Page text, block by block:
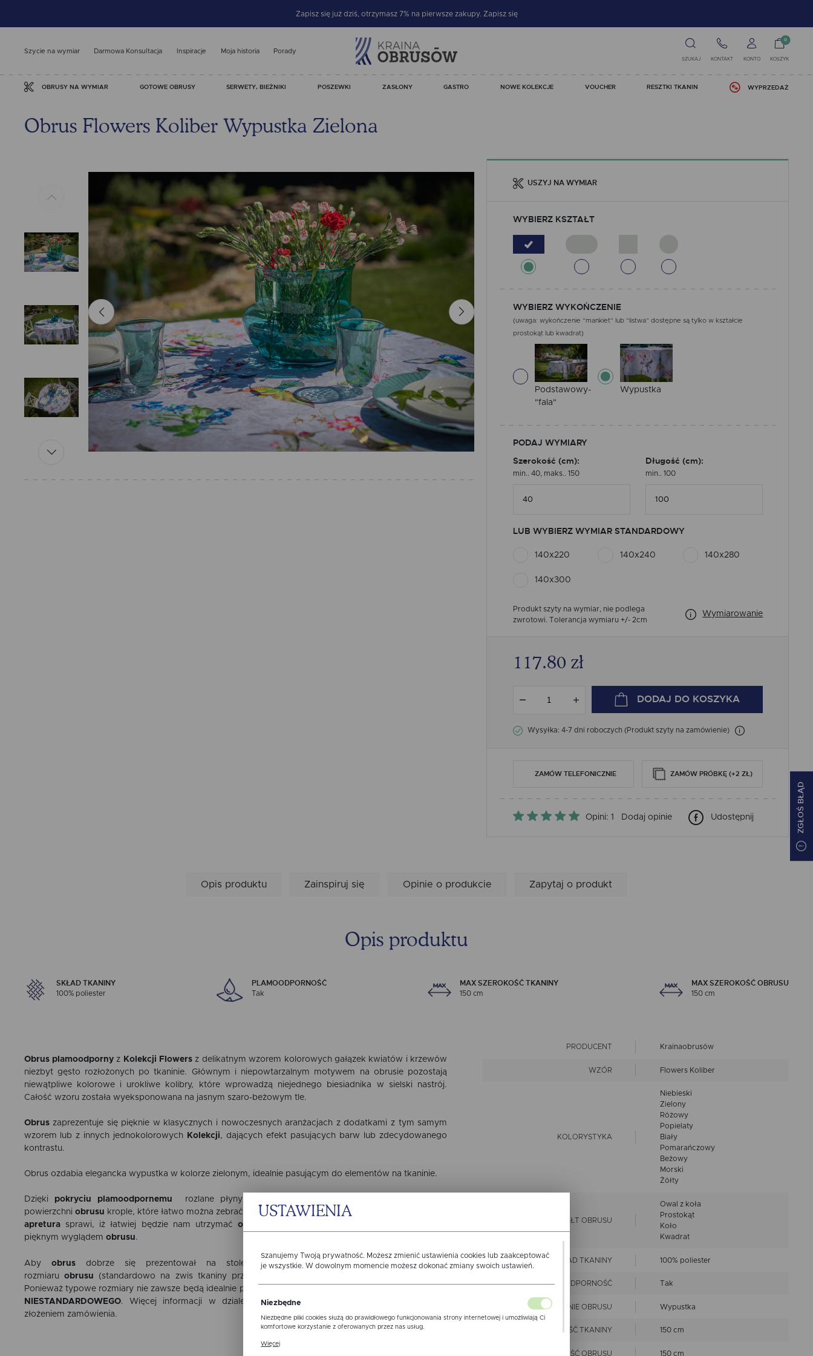
Zapisz się już dziś, otrzymasz 7% na pierwsze zakupy. Zapisz się
Szycie na wymiar Darmowa Konsultacja Inspiracje Moja historia Porady
SZUKAJ KONTAKT KONTO
0
KOSZYK
OBRUSY NA WYMIAR GOTOWE OBRUSY SERWETY, BIEŻNIKI POSZEWKI ZASŁONY GASTRO NOWE KOLEKCJE VOUCHER RESZTKI TKANIN WYPRZEDAŻ
Obrus Flowers Koliber Wypustka Zielona
USZYJ NA WYMIAR
WYBIERZ KSZTAŁT
WYBIERZ WYKOŃCZENIE
(uwaga: wykończenie “mankiet” lub “listwa” dostępne są tylko w kształcie
prostokąt lub kwadrat)
Podstawowy-
"fala"
Wypustka
PODAJ WYMIARY
Szerokość (cm):
min.. 40, maks.. 150
Długość (cm):
min.. 100
LUB WYBIERZ WYMIAR STANDARDOWY
140x220 140x240 140x280
140x300
Produkt szyty na wymiar, nie podlega
zwrotowi. Tolerancja wymiaru +/- 2cm
Wymiarowanie
117.80 zł
DODAJ DO KOSZYKA
Wysyłka: 4-7 dni roboczych (Produkt szyty na zamówienie)
ZAMÓW TELEFONICZNIE ZAMÓW PRÓBKĘ (+2 ZŁ)
Opini: 1 Dodaj opinie Udostępnij
Opis produktu Zainspiruj się Opinie o produkcie Zapytaj o produkt
Opis produktu
SKŁAD TKANINY
100% poliester
PLAMOODPORNOŚĆ
Tak
MAX SZEROKOŚĆ TKANINY
150 cm
MAX SZEROKOŚĆ OBRUSU
150 cm
Obrus plamoodpornyz Kolekcji Flowersz delikatnym wzorem kolorowych gałązek kwiatów i krzewów
niezbyt gęsto rozłożonych po tkaninie. Głównym i niepowtarzalnym motywem na obrusie pozostają
niewątpliwe kolorowe i urokliwe kolibry, które wprowadzą niejednego biesiadnika w sielski nastrój.
Całość wzoru została wyeksponowana na jasnym szaro-beżowym tle.
Obruszaprezentuje się pięknie w klasycznych i nowoczesnych aranżacjach z dodatkami z tym samym
wzorem lub z innych jednokolorowych
Kolekcji, dających efekt pasujących barw lub zdecydowanego
kontrastu.
Obrusozdabia elegancka wypustka w kolorze zielonym, idealnie pasującym do elementów na tkaninie.
Dzięki pokryciu plamoodpornemu rozlane płyny nie wnikają w głąb tkaniny, tylko tworzą na
powierzchni obrusu krople, które łatwo można zebrać, np. za pomocą czystej ściereczki.
apreturasprawi, iż łatwiej będzie nam utrzymaćobrus
pięknym wyglądem obrusu.
Aby obrusdobrze się prezentował na stole, warto zadbać o dobór odpowiedniego
rozmiaru obrusu (standardowo na zwis tkaniny przyjmuje się po ok 20cm z każdej strony blatu).
Ponieważ typowe rozmiary nie zawsze będą idealnie pasowały - proponujemy skorzystanie z
NIESTANDARDOWEGO. Więcej informacji w dziale PORADY,
który zachęcamy odwiedzić przed
złożeniem zamówienia.
PRODUCENT Krainaobrusów
WZÓR Flowers Koliber
KOLORYSTYKA
Niebieski
Zielony
Różowy
Popielaty
Biały
Pomarańczowy
Beżowy
Morski
Żółty
KSZTAŁT OBRUSU
Owal z koła
Prostokąt
Koło
Kwadrat
SKŁAD TKANINY 100% poliester
PLAMOODPORNOŚĆ Tak
WYKOŃCZENIE OBRUSU Wypustka
MAX SZEROKOŚĆ TKANINY 150 cm
MAX SZEROKOŚĆ OBRUSU 150 cm
ZGŁOŚ BŁĄD
USTAWIENIA
Szanujemy Twoją prywatność. Możesz zmienić ustawienia cookies lub zaakceptować
je wszystkie. W dowolnym momencie możesz dokonać zmiany swoich ustawień.
Niezbędne
Niezbędne pliki cookies służą do prawidłowego funkcjonowania strony internetowej i umożliwiają Ci
komfortowe korzystanie z oferowanych przez nas usług.
ustawień preferencji prywatności, logowania czy wypełniania formularzy. Dzięki plikom cookies
Więcej